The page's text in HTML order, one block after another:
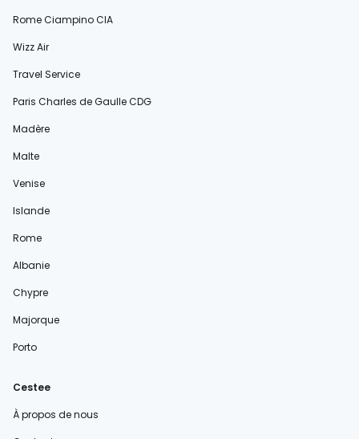
Rome Ciampino CIA
Wizz Air
Travel Service
Paris Charles de Gaulle CDG
Madère
Malte
Venise
Islande
Rome
Albanie
Chypre
Majorque
Porto
Cestee
À propos de nous